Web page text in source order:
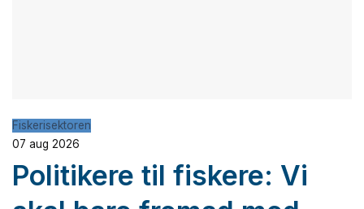
Fiskerisektoren
07 aug 2026
Politikere til fiskere: Vi